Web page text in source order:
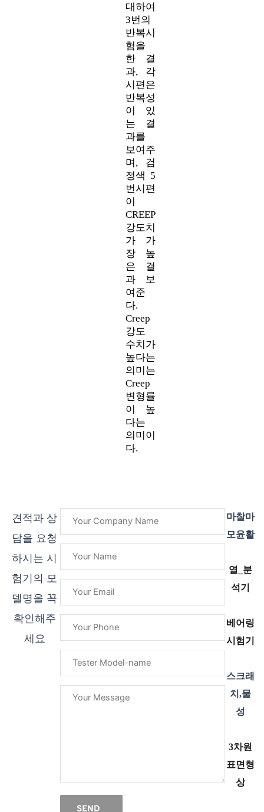
대하여
3번의
반복시
험을
한 결
과, 각
시편은
반복성
이 있
는 결
과를
보여주
며, 검
정색 5
번시편
이
CREEP
강도치
가 가
장 높
은 결
과 보
여준
다.
Creep
강도
수치가
높다는
의미는
Creep
변형률
이 높
다는
의미이
다.
견적과 상
담을 요청
하시는 시
험기의 모
델명을 꼭
확인해주
세요
SEND
마찰마
모윤활
열_분
석기
베어링
시험기
스크래
치,물
성
3차원
표면형
상